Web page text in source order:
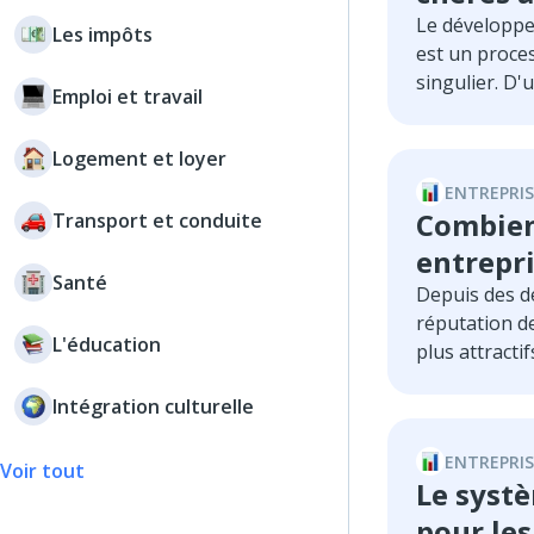
Les impôts
Emploi et travail
Logement et loyer
Transport et conduite
Santé
L'éducation
Intégration culturelle
Voir tout
Le
est un
singulier.
D'autre
de la région.
sociétés à
question de
long terme
Depuis des
réputation
plus
une
derrière
et financière
Le